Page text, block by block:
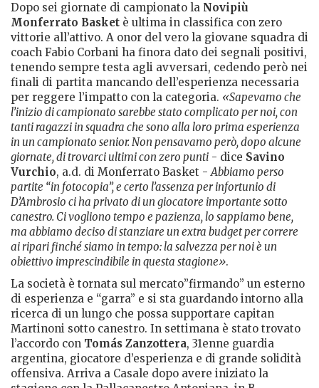
Dopo sei giornate di campionato la Novipiù
Monferrato Basket è ultima in classifica con zero
vittorie all’attivo. A onor del vero la giovane squadra di
coach Fabio Corbani ha finora dato dei segnali positivi,
tenendo sempre testa agli avversari, cedendo però nei
finali di partita mancando dell’esperienza necessaria
per reggere l’impatto con la categoria. «Sapevamo che
l’inizio di campionato sarebbe stato complicato per noi, con
tanti ragazzi in squadra che sono alla loro prima esperienza
in un campionato senior. Non pensavamo però, dopo alcune
giornate, di trovarci ultimi con zero punti - dice Savino
Vurchio, a.d. di Monferrato Basket -Abbiamo perso
partite “in fotocopia”, e certo l’assenza per infortunio di
D’Ambrosio ci ha privato di un giocatore importante sotto
canestro. Ci vogliono tempo e pazienza, lo sappiamo bene,
ma abbiamo deciso di stanziare un extra budget per correre
ai ripari finché siamo in tempo: la salvezza per noi è un
obiettivo imprescindibile in questa stagione».
La società è tornata sul mercato”firmando” un esterno
di esperienza e “garra” e si sta guardando intorno alla
ricerca di un lungo che possa supportare capitan
Martinoni sotto canestro. In settimana è stato trovato
l’accordo con Tomás Zanzottera, 31enne guardia
argentina, giocatore d’esperienza e di grande solidità
offensiva. Arriva a Casale dopo avere iniziato la